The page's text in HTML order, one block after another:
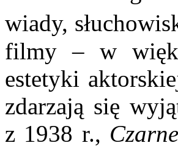
wiady,
filmy – w
estetyki
zdarzają się
z 1938 r.,